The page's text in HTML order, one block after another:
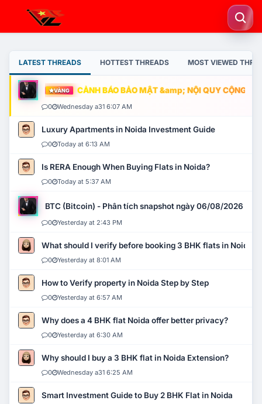
LATEST THREADS HOTTEST THREADS MOST VIEWED
VÀNG CẢNH BÁO BẢO MẬT &amp; NỘI QUY CỘNG
0 Wednesday a31 6:07 AM
Luxury Apartments in Noida Investment Guide
0 Today at 6:13 AM
Is RERA Enough When Buying Flats in Noida?
0 Today at 5:37 AM
BTC (Bitcoin) - Phân tích snapshot ngày 06/08/2026
0 Yesterday at 2:43 PM
What should I verify before booking 3 BHK flats in Noida?
0 Yesterday at 8:01 AM
How to Verify property in Noida Step by Step
0 Yesterday at 6:57 AM
Why does a 4 BHK flat Noida offer better privacy?
0 Yesterday at 6:30 AM
Why should I buy a 3 BHK flat in Noida Extension?
0 Wednesday a31 6:25 AM
Smart Investment Guide to Buy 2 BHK Flat in Noida